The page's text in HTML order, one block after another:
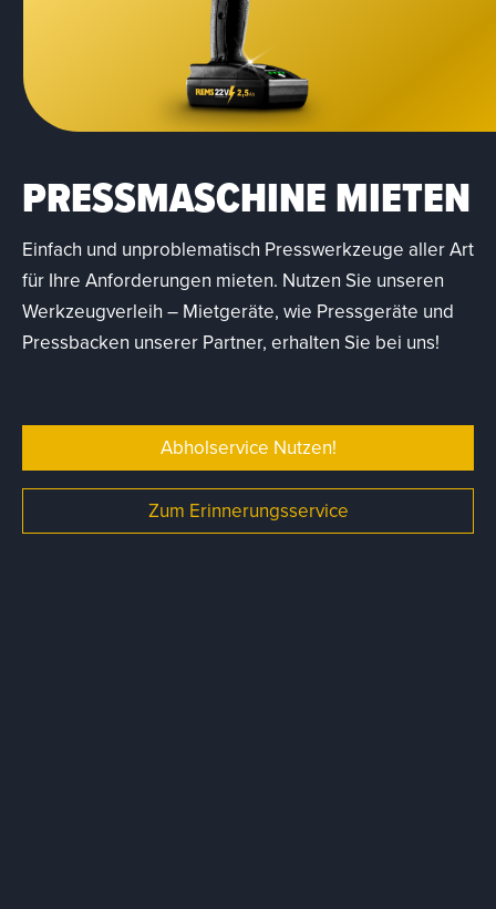
PRESSMASCHINE MIETEN
Einfach und unproblematisch Presswerkzeuge aller Art
für Ihre Anforderungen mieten. Nutzen Sie unseren
Werkzeugverleih – Mietgeräte, wie Pressgeräte und
Pressbacken unserer Partner, erhalten Sie bei uns!
Abholservice Nutzen!
Zum Erinnerungsservice